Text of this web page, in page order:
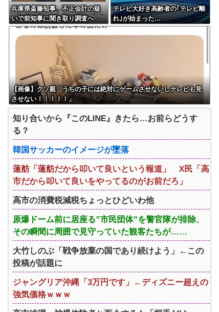
兵庫県斎藤知事、不正会計の疑
いで前知事に聞き取り調査へ
テレビ大好き高齢者の｢テレビ離
れ｣が始まった…
【画像】クソ親「うちの子には絶対にゲームさせないしテレビも見
させない！！！！！」
知り合いから『このLINE』きたら…お前らどうす
る？
韓国サッカーのイメージが墜落
蓮舫「蓮舫だから叩いて良いという報道」 X民「高
市だから叩いて良いをやってるのがお前だろ」
高市の消費税減税ちょっとひどいわ他
原爆ドーム前に居座る”市民団体”を警官隊が排除、
その瞬間に周囲で見守っていた観客たちが……
大竹しのぶ「戦争放棄の国であり続けよう」←この
投稿が話題に
ジャングリア沖縄「3万円です」←ディズニー超えの
強気価格ｗｗｗ